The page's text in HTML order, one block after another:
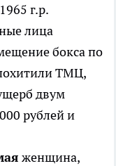
г.р.
лица
бокса по
ТМЦ,
двум
рублей и
женщина,